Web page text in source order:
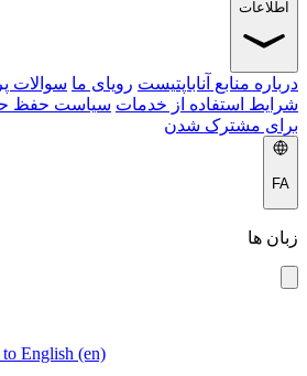
اطلاعات
درباره منابع آناباپتیست رویای ما سوالات
شرایط استفاده از خدمات سیاست حفظ
برای مشترک شدن
FA
زبان ها
to English (en)